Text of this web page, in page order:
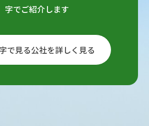
字でご紹介します
で見る公社を詳しく見る